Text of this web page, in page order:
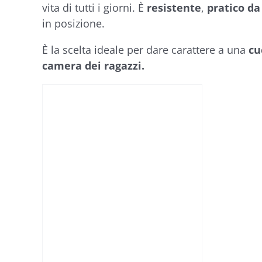
vita di tutti i giorni. È resistente, pratico
in posizione.
È la scelta ideale per dare carattere a una
camera dei ragazzi.